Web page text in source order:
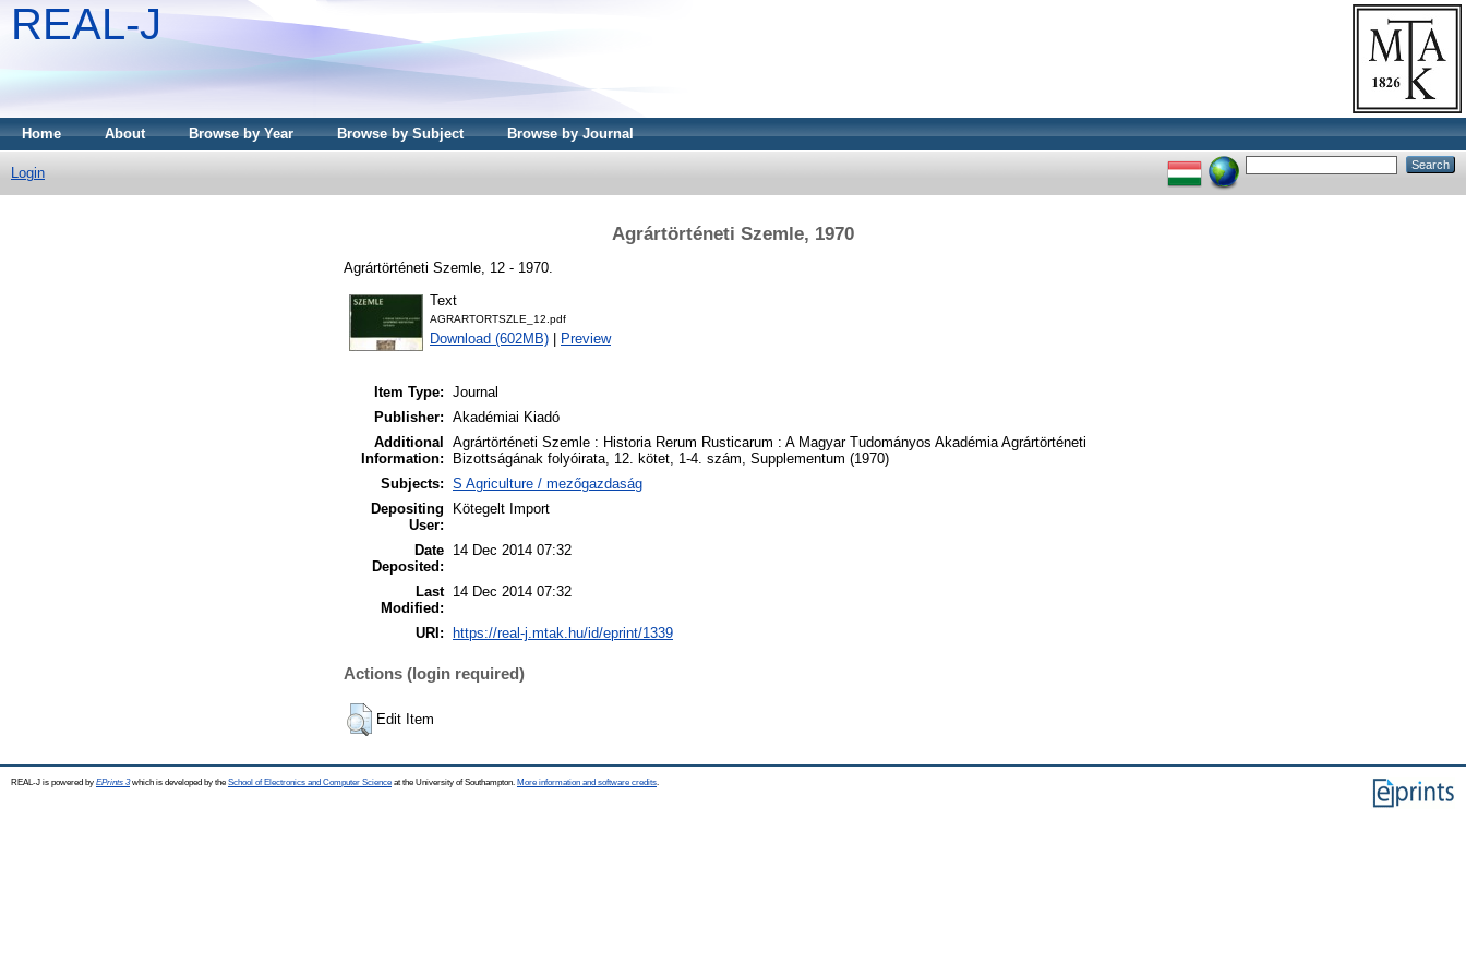
REAL-J
Home About Browse by Year Browse by Subject Browse by Journal
Login
Agrártörténeti Szemle, 1970
Agrártörténeti Szemle, 12 - 1970.
Text
AGRARTORTSZLE_12.pdf
Download (602MB) Preview
Item Type: Journal
Publisher: Akadémiai Kiadó
Additional
Information:
Agrártörténeti Szemle : Historia Rerum Rusticarum : A Magyar Tudományos Akadémia Agrártörténeti
Bizottságának folyóirata, 12. kötet, 1-4. szám, Supplementum (1970)
Subjects: S Agriculture / mezőgazdaság
Depositing
User:
Kötegelt Import
Date
Deposited:
14 Dec 2014 07:32
Last
Modified:
14 Dec 2014 07:32
URI: https://real-j.mtak.hu/id/eprint/1339
Actions (login required)
Edit Item
REAL-J is powered by EPrints 3which is developed by the School of Electronics and Computer Science at the University of Southampton. More information and software credits